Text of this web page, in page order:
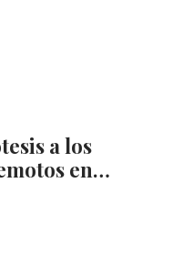
a los
en…